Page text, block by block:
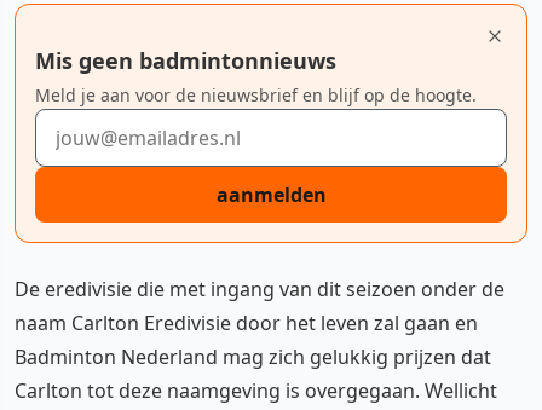
Mis geen badmintonnieuws
Meld je aan voor de nieuwsbrief en blijf op de hoogte.
E-mailadres
aanmelden
De eredivisie die met ingang van dit seizoen onder de
naam Carlton Eredivisie door het leven zal gaan en
Badminton Nederland mag zich gelukkig prijzen dat
Carlton tot deze naamgeving is overgegaan. Wellicht